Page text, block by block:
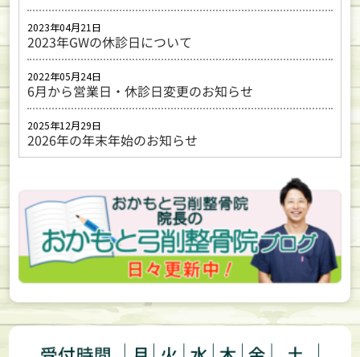
2023年04月21日
2023年GWの休診日について
2022年05月24日
6月から営業日・休診日変更のお知らせ
2025年12月29日
2026年の年末年始のお知らせ